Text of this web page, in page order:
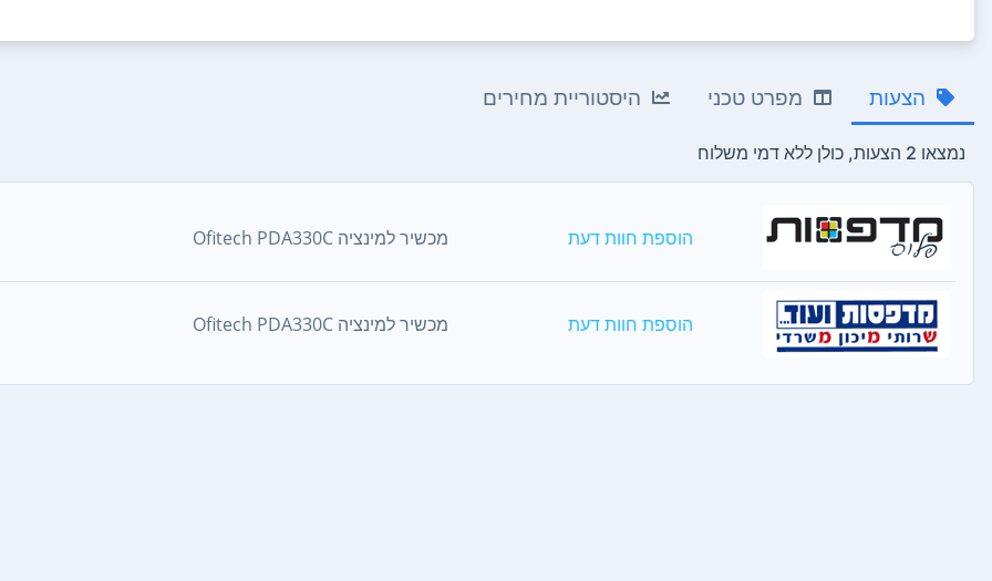
הצעות מפרט טכני היסטוריית מחירים
נמצאו 2 הצעות, כולן ללא דמי משלוח
הוספת חוות דעת ‏מכשיר למינציה Ofitech PDA330C
הוספת חוות דעת מכשיר למינציה Ofitech PDA330C